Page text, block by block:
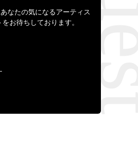
なたの気になるアーティス
お待ちしております。